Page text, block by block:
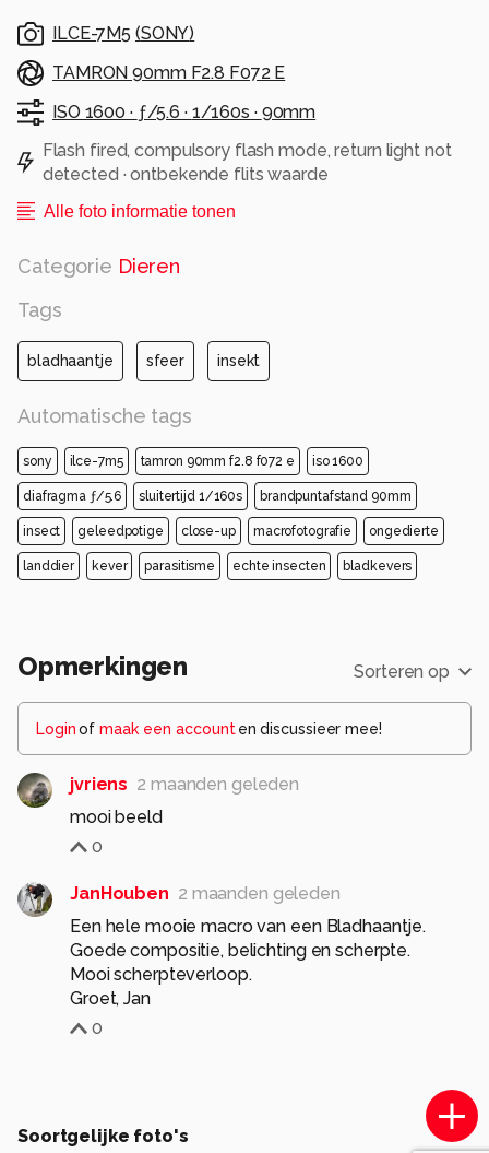
ILCE-7M5 (SONY)
TAMRON 90mm F2.8 F072 E
ISO 1600 · ƒ/5.6 · 1/160s · 90mm
Flash fired, compulsory flash mode, return light not
detected · ontbekende flits waarde
Alle foto informatie tonen
Categorie Dieren
Tags
bladhaantje sfeer insekt
Automatische tags
sony ilce-7m5 tamron 90mm f2.8 f072 e iso 1600
diafragma ƒ/5.6 sluitertijd 1/160s brandpuntafstand 90mm
insect geleedpotige close-up macrofotografie ongedierte
landdier kever parasitisme echte insecten bladkevers
Opmerkingen Sorteren op
Loginof maak een account en discussieer mee!
jvriens 2 maanden geleden
mooi beeld
0
JanHouben 2 maanden geleden
Een hele mooie macro van een Bladhaantje.
Goede compositie, belichting en scherpte.
Mooi scherpteverloop.
Groet, Jan
0
Soortgelijke foto's